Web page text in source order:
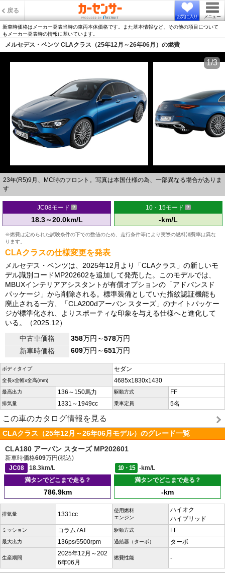
戻る
お気に入り メニュー
新車時価格はメーカー発表当時の車両本体価格です。また基本情報など、その他の項目について
もメーカー発表時の情報に基いています。
メルセデス・ベンツ CLAクラス（25年12月～26年06月）の燃費
23年(R5)9月、MC時のフロント。写真は本国仕様の為、一部異なる場合がありま
す
1/3
JC08モード
18.3～20.0km/L
10・15モード
-km/L
※燃費は定められた試験条件の下での数値のため、走行条件等により実際の燃料消費率は異な
ります。
CLAクラスの仕様変更を発表
メルセデス・ベンツは、2025年12月より「CLAクラス」の新しいモ
デル識別コードMP202602を追加して発売した。このモデルでは、
MBUXインテリアアシスタントが有償オプションの「アドバンスド
パッケージ」から削除される。標準装備としていた指紋認証機能も
廃止される一方、「CLA200dアーバン スターズ」のナイトパッケー
ジが標準化され、よりスポーティな印象を与える仕様へと進化して
いる。（2025.12）
中古車価格
358万円～578万円
新車時価格
609万円～651万円
ボディタイプ セダン
全長x全幅x全高(mm) 4685x1830x1430
最高出力 136～150馬力 駆動方式 FF
排気量 1331～1949cc 乗車定員 5名
この車のカタログ情報を見る
CLAクラス（25年12月～26年06月モデル）のグレード一覧
CLA180 アーバン スターズ MP202601
新車時価格609万円(税込)
JC08
18.3km/L 10・15
-km/L
満タンでどこまで走る？
786.9km
満タンでどこまで走る？
-km
排気量 1331cc
使用燃料
エンジン
ハイオク
ハイブリッド
ミッション コラム7AT 駆動方式 FF
最大出力 136ps/5500rpm 過給器（ターボ） ターボ
生産期間
2025年12月～202
6年06月
燃費性能 -